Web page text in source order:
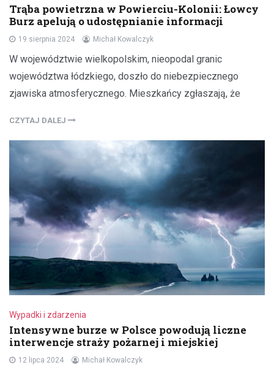
Trąba powietrzna w Powierciu-Kolonii: Łowcy
Burz apelują o udostępnianie informacji
19 sierpnia 2024 Michał Kowalczyk
W województwie wielkopolskim, nieopodal granic
województwa łódzkiego, doszło do niebezpiecznego
zjawiska atmosferycznego. Mieszkańcy zgłaszają, że
CZYTAJ DALEJ
Wypadki i zdarzenia
Intensywne burze w Polsce powodują liczne
interwencje straży pożarnej i miejskiej
12 lipca 2024 Michał Kowalczyk